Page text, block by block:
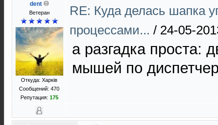
dent
Ветеран
Откуда: Харків
Сообщений: 470
Репутация: 175
RE: Куда делась шапка
процессами... / 24-05-
а разгадка проста:
мышей по